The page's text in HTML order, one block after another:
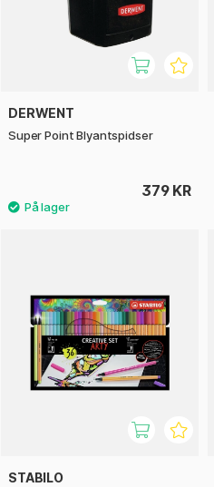
DERWENT
Super Point Blyantspidser
379 KR
STABILO